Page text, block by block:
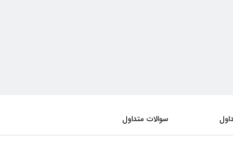
سوالات متداول